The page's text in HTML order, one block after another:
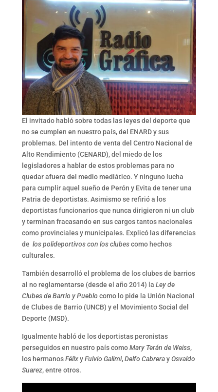
El invitado habló sobre todas las leyes del deporte que
no se cumplen en nuestro país, del ENARD y sus
problemas. Del intento de venta del Centro Nacional de
Alto Rendimiento (CENARD), del miedo de los
legisladores a hablar de estos problemas para no
quedar afuera del medio mediático. Y ninguno lucha
para cumplir aquel sueño de Perón y Evita de tener una
Patria de deportistas. Asimismo se refirió a los
deportistas funcionarios que nunca dirigieron ni un club
y terminan fracasando en sus cargos tantos nacionales
como provinciales y municipales. Explicó las diferencias
de los polideportivos con los clubescomo hechos
culturales.
También desarrolló el problema de los clubes de barrios
al no reglamentarse (desde el año 2014) la Ley de
Clubes de Barrio y Pueblo como lo pide la Unión Nacional
de Clubes de Barrio (UNCB) y el Movimiento Social del
Deporte (MSD).
Igualmente habló de los deportistas peronistas
perseguidos en nuestro país comoMary Terán de Weiss,
los hermanosFélixyFulvio Galimi,Delfo CabrerayOsvaldo
Suarez, entre otros.